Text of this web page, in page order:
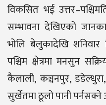
विकसित भई
सम्भावना देखिएको
भोलि बेलुकादेखि शनिवार
पश्चिम क्षेत्रमा मनसुन
कैलाली, कञ्चनपुर,
सुर्खेतमा ठूलो पानी